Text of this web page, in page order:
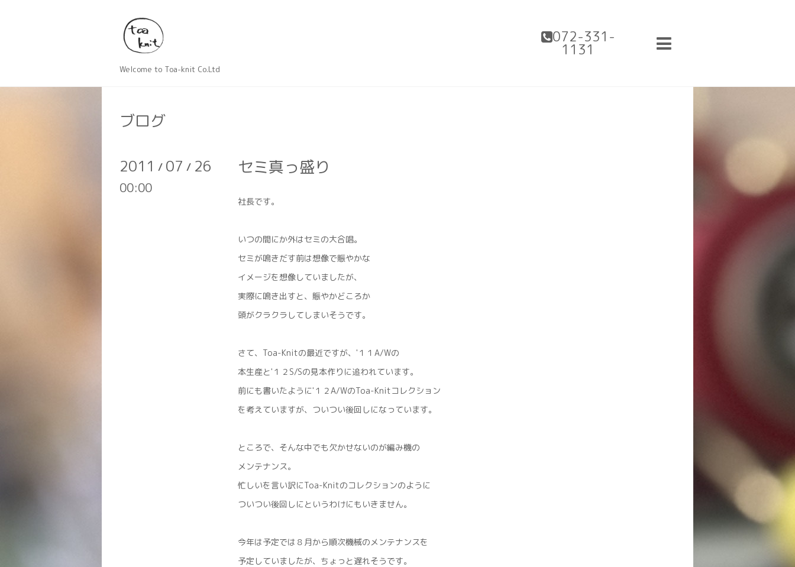
072-331-
1131
Welcome to Toa-knit Co.Ltd
ブログ
2011 / 07 / 26
00:00
セミ真っ盛り
社長です。
いつの間にか外はセミの大合唱。
セミが鳴きだす前は想像で賑やかな
イメージを想像していましたが、
実際に鳴き出すと、賑やかどころか
頭がクラクラしてしまいそうです。
さて、Toa-Knitの最近ですが、'１１A/Wの
本生産と'１２S/Sの見本作りに追われています。
前にも書いたように'１２A/WのToa-Knitコレクション
を考えていますが、ついつい後回しになっています。
ところで、そんな中でも欠かせないのが編み機の
メンテナンス。
忙しいを言い訳にToa-Knitのコレクションのように
ついつい後回しにというわけにもいきません。
今年は予定では８月から順次機械のメンテナンスを
予定していましたが、ちょっと遅れそうです。